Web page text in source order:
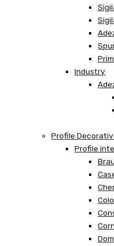
Industry
Profile
Profile